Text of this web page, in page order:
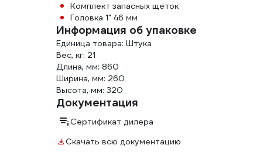
Комплект запасных щеток
Головка 1" 46 мм
Информация об упаковке
Единица товара: Штука
Вес, кг: 21
Длина, мм: 860
Ширина, мм: 260
Высота, мм: 320
Документация
Сертификат дилера
Скачать всю документацию